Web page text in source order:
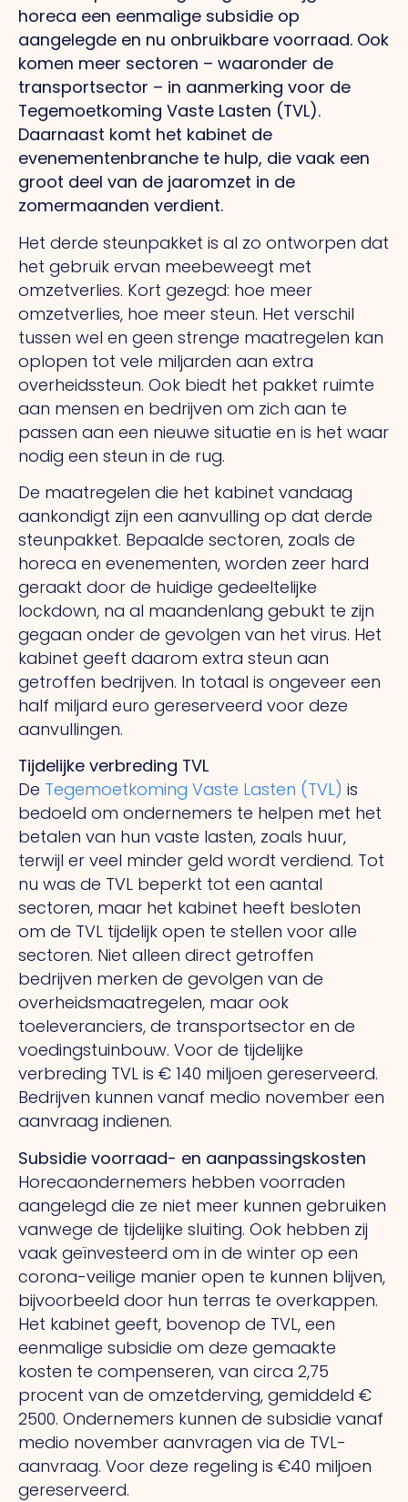
horeca een eenmalige subsidie op
aangelegde en nu onbruikbare voorraad. Ook
komen meer sectoren – waaronder de
transportsector – in aanmerking voor de
Tegemoetkoming Vaste Lasten (TVL).
Daarnaast komt het kabinet de
evenementenbranche te hulp, die vaak een
groot deel van de jaaromzet in de
zomermaanden verdient.
Het derde steunpakket is al zo ontworpen dat
het gebruik ervan meebeweegt met
omzetverlies. Kort gezegd: hoe meer
omzetverlies, hoe meer steun. Het verschil
tussen wel en geen strenge maatregelen kan
oplopen tot vele miljarden aan extra
overheidssteun. Ook biedt het pakket ruimte
aan mensen en bedrijven om zich aan te
passen aan een nieuwe situatie en is het waar
nodig een steun in de rug.
De maatregelen die het kabinet vandaag
aankondigt zijn een aanvulling op dat derde
steunpakket. Bepaalde sectoren, zoals de
horeca en evenementen, worden zeer hard
geraakt door de huidige gedeeltelijke
lockdown, na al maandenlang gebukt te zijn
gegaan onder de gevolgen van het virus. Het
kabinet geeft daarom extra steun aan
getroffen bedrijven. In totaal is ongeveer een
half miljard euro gereserveerd voor deze
aanvullingen.
Tijdelijke verbreding TVL
De Tegemoetkoming Vaste Lasten (TVL) is
bedoeld om ondernemers te helpen met het
betalen van hun vaste lasten, zoals huur,
terwijl er veel minder geld wordt verdiend. Tot
nu was de TVL beperkt tot een aantal
sectoren, maar het kabinet heeft besloten
om de TVL tijdelijk open te stellen voor alle
sectoren. Niet alleen direct getroffen
bedrijven merken de gevolgen van de
overheidsmaatregelen, maar ook
toeleveranciers, de transportsector en de
voedingstuinbouw. Voor de tijdelijke
verbreding TVL is € 140 miljoen gereserveerd.
Bedrijven kunnen vanaf medio november een
aanvraag indienen.
Subsidie voorraad- en aanpassingskosten
Horecaondernemers hebben voorraden
aangelegd die ze niet meer kunnen gebruiken
vanwege de tijdelijke sluiting. Ook hebben zij
vaak geïnvesteerd om in de winter op een
corona-veilige manier open te kunnen blijven,
bijvoorbeeld door hun terras te overkappen.
Het kabinet geeft, bovenop de TVL, een
eenmalige subsidie om deze gemaakte
kosten te compenseren, van circa 2,75
procent van de omzetderving, gemiddeld €
2500. Ondernemers kunnen de subsidie vanaf
medio november aanvragen via de TVL-
aanvraag. Voor deze regeling is €40 miljoen
gereserveerd.